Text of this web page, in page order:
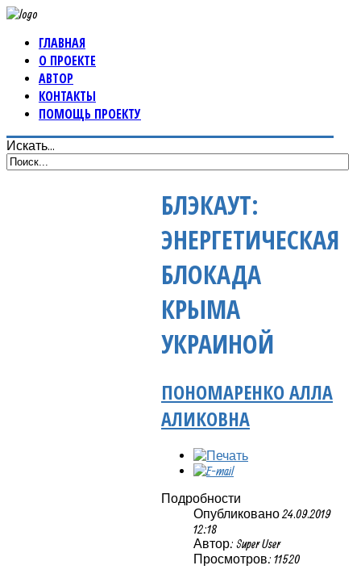
ГЛАВНАЯ
О ПРОЕКТЕ
АВТОР
КОНТАКТЫ
ПОМОЩЬ ПРОЕКТУ
Искать...
БЛЭКАУТ:
ЭНЕРГЕТИЧЕСКАЯ
БЛОКАДА
КРЫМА
УКРАИНОЙ
ПОНОМАРЕНКО АЛЛА
АЛИКОВНА
Подробности
Опубликовано 24.09.2019
12:18
Автор: Super User
Просмотров: 11520